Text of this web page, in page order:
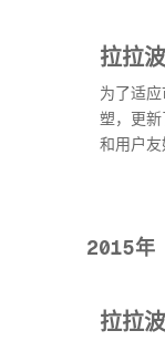
拉拉
为了适
塑，更
和用户友
2015年
拉拉